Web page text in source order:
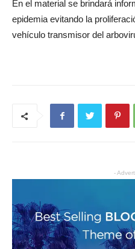
En el material se brindará
epidemia evitando la
vehículo transmisor del
-